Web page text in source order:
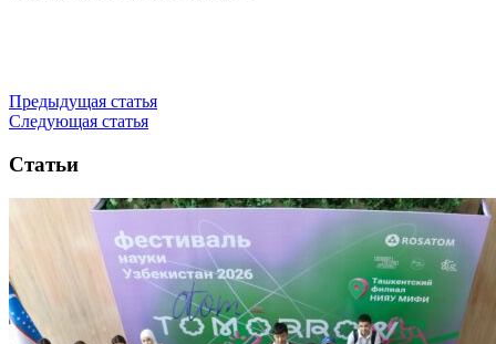
Предыдущая статья
Следующая статья
Статьи